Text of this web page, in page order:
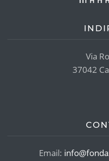
Via
37042
Email: